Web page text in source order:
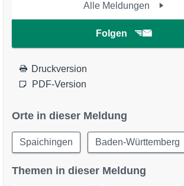
Alle Meldungen
Folgen
Druckversion
PDF-Version
Orte in dieser Meldung
Spaichingen Baden-Württemberg
Themen in dieser Meldung